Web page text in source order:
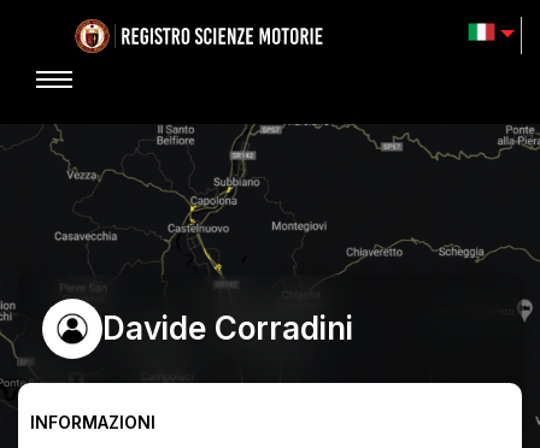
Davide Corradini
INFORMAZIONI